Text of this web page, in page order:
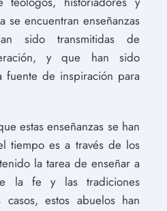
se encuentran enseñanzas
sido transmitidas de
y que han sido
fuente de inspiración para
estas enseñanzas se han
tiempo es a través de los
la tarea de enseñar a
la fe y las tradiciones
casos, estos abuelos han